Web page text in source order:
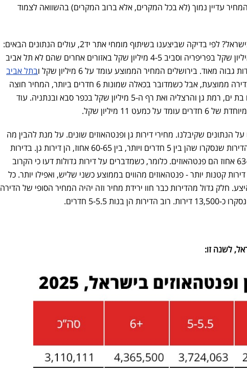
עדיין נמוך (לא בכל המקרים, אלא ברוב המקרים) בהשוואה לצמוד
אז מהם מחירי הדירות המיוחדות בישראל? לפי בדיקה שביצענו בשיתוף מומחי אתר יד2, עולים הנתונים הבאים:
מחיר דירה מיוחדת נע סביב 2-3 מיליון שקל בפריפריה וסביב 4-5 מיליון שקל באזורים אחרים שהם לא תל אביב
מאוד. בירושלים המחיר הממוצע עומד על 6 מיליון שקל ו
בתל אביב
. מדובר בדירה ממוצעת, אבל כשמדובר בכאלה שמונות 6 חדרים ביותר, המחיר חוצה
את רף 6 מיליון השקלים גם בערים בת ים, רמת גן והרצליה ואת רף ה-5 מיליון שקל בכפר סבא ובנתניה. עוד
11 מיליון שקל.
הנתונים שקיבלנו. מחירי דירות גן ופנטהאוזים שונים. על מנת להבין מה
היחס בניהם, אנו מדגישים כי רוב הדירות שנסקרו שהן בין 5 חדרים ויותר, בין 60-65 אחוז, הן דירות גן. בדירות
הקטנות, של 3-4.5 חדרים, בין 63-75 אחוז הם פנטהאוזים. כלומר, כשמדברים על דירות גדולות דעו כי הקרוב
קטנות יותר - פנטהאוזים מהווים בממוצע כשני שליש, ואפילו יותר. כל
חלק גדול מהדירות כבר חוו ירידת מחיר וזה יהיה המחיר הסופי של הדירה
5-5.5 חדרים.
לשנה זו: